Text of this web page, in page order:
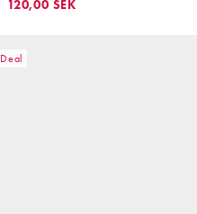
120,00 SEK
Deal